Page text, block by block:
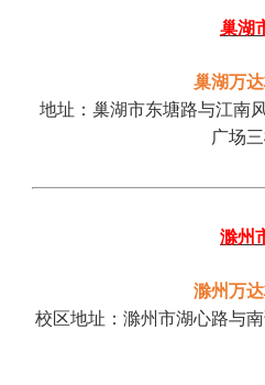
巢湖
巢湖万
地址：巢湖市东塘路与江南
广场
滁州
滁州万
校区地址：滁州市湖心路与